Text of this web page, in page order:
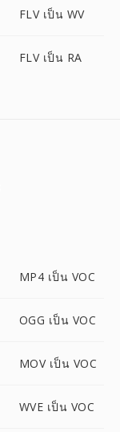
FLV เป็น WV
FLV เป็น RA
MP4 เป็น VOC
OGG เป็น VOC
MOV เป็น VOC
WVE เป็น VOC